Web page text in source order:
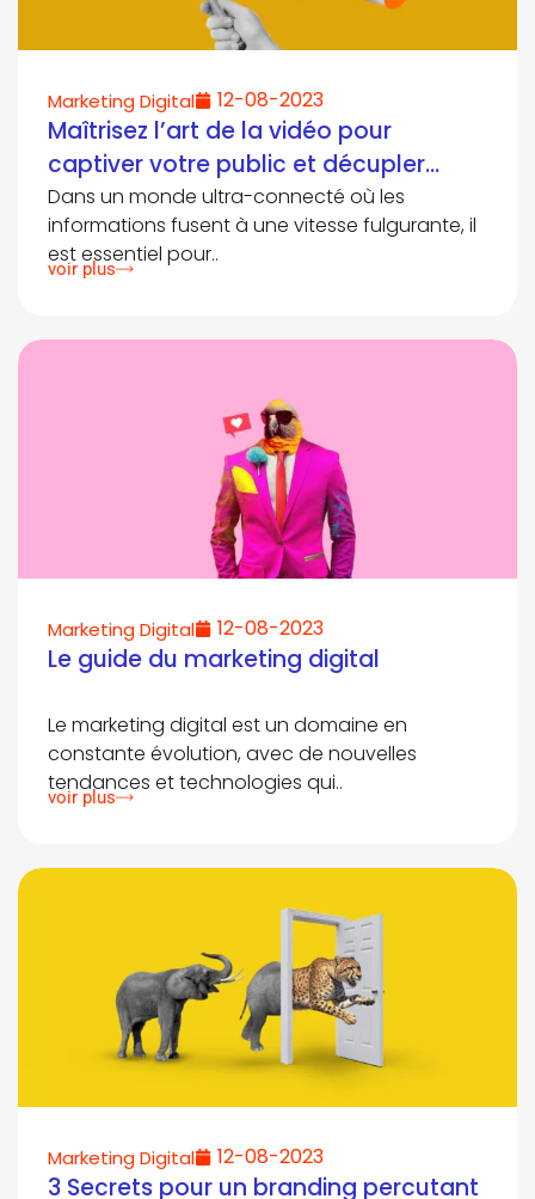
Marketing Digital 12-08-2023
Maîtrisez l’art de la vidéo pour
captiver votre public et décupler
l’impact de votre message !
Dans un monde ultra-connecté où les
informations fusent à une vitesse fulgurante, il
est essentiel pour..
voir plus
Marketing Digital 12-08-2023
Le guide du marketing digital
Le marketing digital est un domaine en
constante évolution, avec de nouvelles
tendances et technologies qui..
voir plus
Marketing Digital 12-08-2023
3 Secrets pour un branding percutant